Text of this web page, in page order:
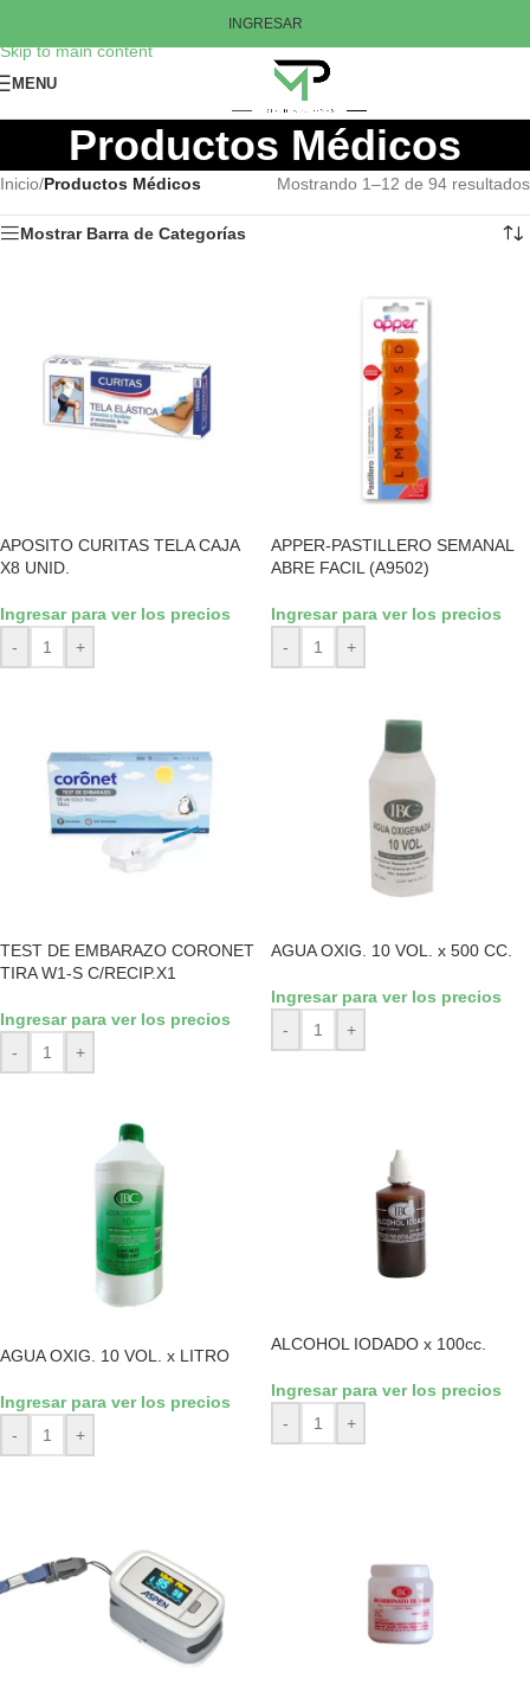
Skip to main content
INGRESAR
MENU
Productos Médicos
Inicio/Productos Médicos Mostrando 1–12 de 94 resultados
Mostrar Barra de Categorías
APOSITO CURITAS TELA CAJA
X8 UNID.
Ingresar para ver los precios
-
+
APPER-PASTILLERO SEMANAL
ABRE FACIL (A9502)
Ingresar para ver los precios
-
+
TEST DE EMBARAZO CORONET
TIRA W1-S C/RECIP.X1
Ingresar para ver los precios
-
+
AGUA OXIG. 10 VOL. x 500 CC.
Ingresar para ver los precios
-
+
AGUA OXIG. 10 VOL. x LITRO
Ingresar para ver los precios
-
+
ALCOHOL IODADO x 100cc.
Ingresar para ver los precios
-
+